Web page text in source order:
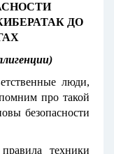
ДО
люди,
про такой
безопасности
техники